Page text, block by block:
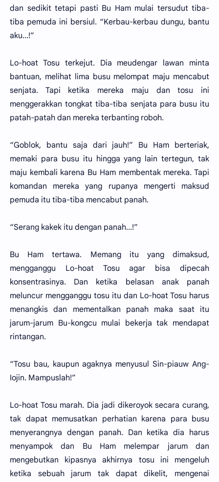
dan sedikit tetapi pasti Bu Ham mulai tersudut tiba-
tiba pemuda ini bersiul. “Kerbau-kerbau dungu, bantu
aku...!”
Lo-hoat Tosu terkejut. Dia meudengar lawan minta
bantuan, melihat lima busu melompat maju mencabut
senjata. Tapi ketika mereka maju dan tosu ini
menggerakkan tongkat tiba-tiba senjata para busu itu
patah-patah dan mereka terbanting roboh.
“Goblok, bantu saja dari jauh!” Bu Ham berteriak,
memaki para busu itu hingga yang lain tertegun, tak
maju kembali karena Bu Ham membentak mereka. Tapi
komandan mereka yang rupanya mengerti maksud
pemuda itu tiba-tiba mencabut panah.
“Serang kakek itu dengan panah...!”
Bu Ham tertawa. Memang itu yang dimaksud,
mengganggu Lo-hoat Tosu agar bisa dipecah
konsentrasinya. Dan ketika belasan anak panah
meluncur mengganggu tosu itu dan Lo-hoat Tosu harus
menangkis dan mementalkan panah maka saat itu
jarum-jarum Bu-kongcu mulai bekerja tak mendapat
rintangan.
“Tosu bau, kaupun agaknya menyusul Sin-piauw Ang-
Iojin. Mampuslah!”
Lo-hoat Tosu marah. Dia jadi dikeroyok secara curang,
tak dapat memusatkan perhatian karena para busu
menyerangnya dengan panah. Dan ketika dia harus
menyampok dan Bu Ham melempar jarum dan
mengebutkan kipasnya akhirnya tosu ini mengeluh
ketika sebuah jarum tak dapat dikelit, mengenai